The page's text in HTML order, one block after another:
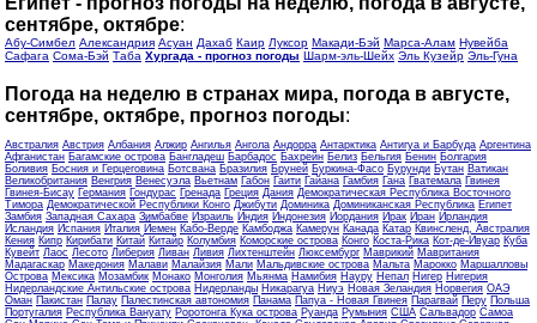
сентябре, октябре:
Абу-Симбел Александрия Асуан Дахаб Каир Луксор Макади-Бэй Марса-Алам Нувейба
Сафага Сома-Бэй Таба Хургада - прогноз погоды Шарм-эль-Шейх Эль Кузейр Эль-Гуна
Погода на неделю в странах мира, погода в августе,
сентябре, октябре, прогноз погоды:
Австралия Австрия Албания Алжир Ангилья Ангола Андорра Антарктика Антигуа и Барбуда Аргентина
Афганистан Багамские острова Бангладеш Барбадос Бахрейн Белиз Бельгия Бенин Болгария
Боливия Босния и Герцеговина Ботсвана Бразилия Бруней Буркина-Фасо Бурунди Бутан Ватикан
Великобритания Венгрия Венесуэла Вьетнам Габон Гаити Гайана Гамбия Гана Гватемала Гвинея
Гвинея-Бисау Германия Гондурас Гренада Греция Дания Демократическая Республика Восточного
Тимора Демократической Республики Конго Джибути Доминика Доминиканская Республика Египет
Замбия Западная Сахара Зимбабве Израиль Индия Индонезия Иордания Ирак Иран Ирландия
Исландия Испания Италия Йемен Кабо-Верде Камбоджа Камерун Канада Катар Квинсленд, Австралия
Кения Кипр Кирибати Китай Китайр Колумбия Коморские острова Конго Коста-Рика Кот-де-Ивуар Куба
Кувейт Лаос Лесото Либерия Ливан Ливия Лихтенштейн Люксембург Маврикий Мавритания
Мадагаскар Македония Малави Малайзия Мали Мальдивские острова Мальта Марокко Маршалловы
Острова Мексика Мозамбик Монако Монголия Мьянма Намибия Науру Непал Нигер Нигерия
Нидерландские Антильские острова Нидерланды Никарагуа Ниуэ Новая Зеландия Норвегия ОАЭ
Оман Пакистан Палау Палестинская автономия Панама Папуа - Новая Гвинея Парагвай Перу Польша
Португалия Республика Вануату Роротонга Кука острова Руанда Румыния США Сальвадор Самоа